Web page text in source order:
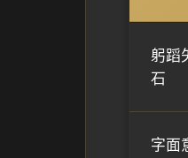
躬蹈
石
字面